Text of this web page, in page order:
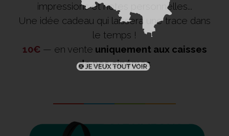
impressions et notes personnelles...
Une idée cadeau qui laissera une trace dans
le temps !
10€ — en vente uniquement aux caisses
de nos cinémas